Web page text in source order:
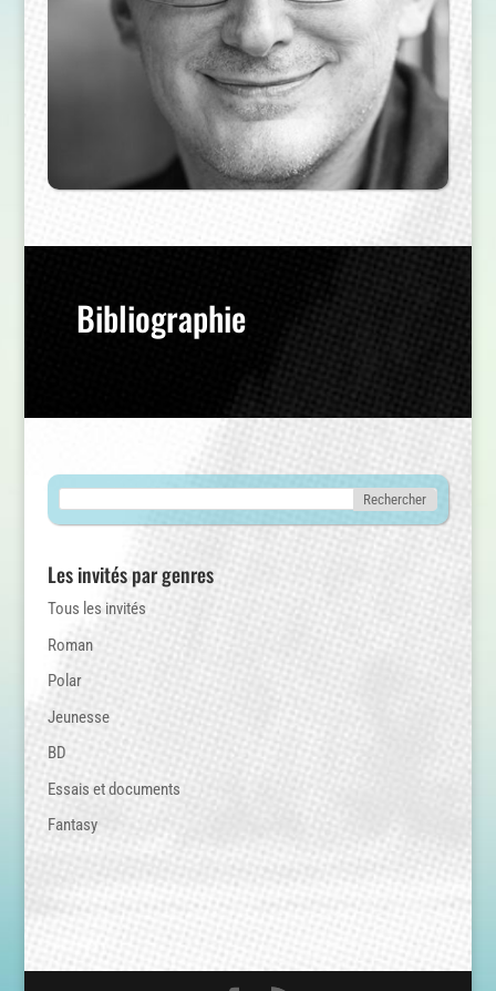
Bibliographie
Les invités par genres
Tous les invités
Roman
Polar
Jeunesse
BD
Essais et documents
Fantasy